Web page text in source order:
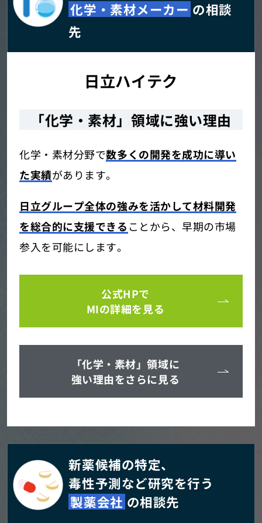
化学・素材メーカー の相談
先
日立ハイテク
「化学・素材」領域に強い理由
化学・素材分野で数多くの開発を成功に導い
た実績があります。
日立グループ全体の強みを活かして材料開発
を総合的に支援できる ことから、早期の市場
参入を可能にします。
公式HPで
MIの詳細を見る
「化学・素材」領域に
強い理由をさらに見る
新薬候補の特定、
毒性予測など研究を行う
製薬会社 の相談先